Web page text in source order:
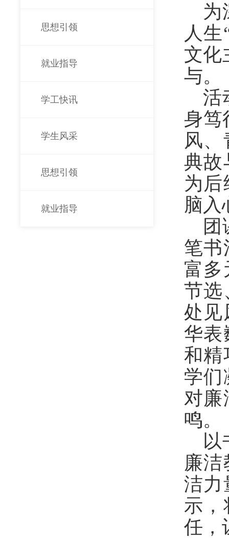
思想引领
就业指导
学工快讯
学生风采
思想引领
就业指导
为
人生
文化
与。
活
身笃
风
典故
为
脑入
笔书
富多
节选
处见
华表
和精
学们
对廉
鸣。
以
廉
洁力
示，
任，